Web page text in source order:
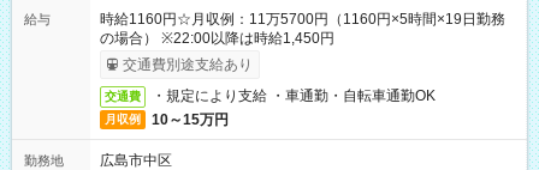
給与
時給1160円☆月収例：11万5700円（1160円×5時間×19日勤務
の場合） ※22:00以降は時給1,450円
交通費別途支給あり
交通費 ・規定により支給 ・車通勤・自転車通勤OK
月収例 10～15万円
勤務地
広島市中区